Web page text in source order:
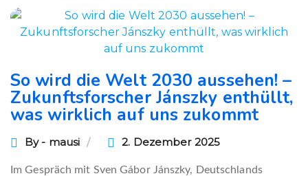
So wird die Welt 2030 aussehen! –
Zukunftsforscher Jánszky enthüllt,
was wirklich auf uns zukommt
By - mausi 2. Dezember 2025
Im Gespräch mit Sven Gábor Jánszky, Deutschlands